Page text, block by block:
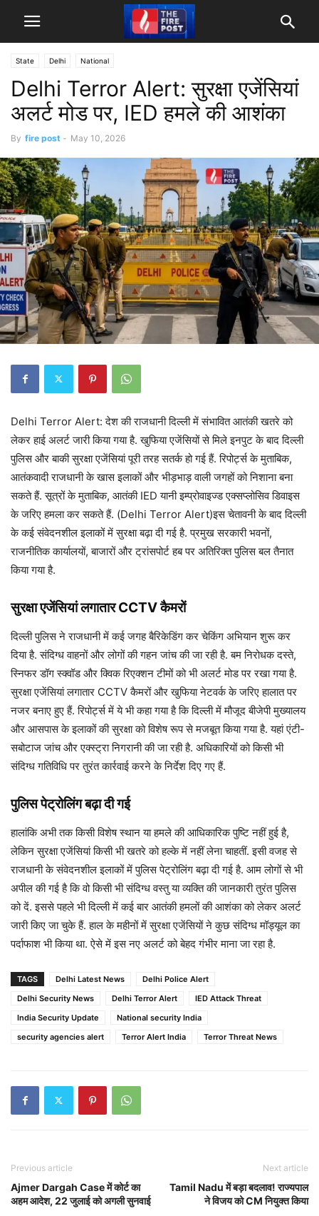
State Delhi National
Delhi Terror Alert: सुरक्षा एजेंसियां
अलर्ट मोड पर, IED हमले की आशंका
By fire post - May 10, 2026
Delhi Terror Alert: देश की राजधानी दिल्ली में संभावित आतंकी खतरे को
लेकर हाई अलर्ट जारी किया गया है. खुफिया एजेंसियों से मिले इनपुट के बाद दिल्ली
पुलिस और बाकी सुरक्षा एजेंसियां पूरी तरह सतर्क हो गई हैं. रिपोर्ट्स के मुताबिक,
आतंकवादी राजधानी के खास इलाकों और भीड़भाड़ वाली जगहों को निशाना बना
सकते हैं. सूत्रों के मुताबिक, आतंकी IED यानी इम्प्रोवाइज्ड एक्सप्लोसिव डिवाइस
के जरिए हमला कर सकते हैं. (Delhi Terror Alert)इस चेतावनी के बाद दिल्ली
के कई संवेदनशील इलाकों में सुरक्षा बढ़ा दी गई है. प्रमुख सरकारी भवनों,
राजनीतिक कार्यालयों, बाजारों और ट्रांसपोर्ट हब पर अतिरिक्त पुलिस बल तैनात
किया गया है.
सुरक्षा एजेंसियां लगातार CCTV कैमरों
दिल्ली पुलिस ने राजधानी में कई जगह बैरिकेडिंग कर चेकिंग अभियान शुरू कर
दिया है. संदिग्ध वाहनों और लोगों की गहन जांच की जा रही है. बम निरोधक दस्ते,
स्निफर डॉग स्क्वॉड और क्विक रिएक्शन टीमों को भी अलर्ट मोड पर रखा गया है.
सुरक्षा एजेंसियां लगातार CCTV कैमरों और खुफिया नेटवर्क के जरिए हालात पर
नजर बनाए हुए हैं. रिपोर्ट्स में ये भी कहा गया है कि दिल्ली में मौजूद बीजेपी मुख्यालय
और आसपास के इलाकों की सुरक्षा को विशेष रूप से मजबूत किया गया है. यहां एंटी-
सबोटाज जांच और एक्स्ट्रा निगरानी की जा रही है. अधिकारियों को किसी भी
संदिग्ध गतिविधि पर तुरंत कार्रवाई करने के निर्देश दिए गए हैं.
पुलिस पेट्रोलिंग बढ़ा दी गई
हालांकि अभी तक किसी विशेष स्थान या हमले की आधिकारिक पुष्टि नहीं हुई है,
लेकिन सुरक्षा एजेंसियां किसी भी खतरे को हल्के में नहीं लेना चाहतीं. इसी वजह से
राजधानी के संवेदनशील इलाकों में पुलिस पेट्रोलिंग बढ़ा दी गई है. आम लोगों से भी
अपील की गई है कि वो किसी भी संदिग्ध वस्तु या व्यक्ति की जानकारी तुरंत पुलिस
को दें. इससे पहले भी दिल्ली में कई बार आतंकी हमलों की आशंका को लेकर अलर्ट
जारी किए जा चुके हैं. हाल के महीनों में सुरक्षा एजेंसियों ने कुछ संदिग्ध मॉड्यूल का
पर्दाफाश भी किया था. ऐसे में इस नए अलर्ट को बेहद गंभीर माना जा रहा है.
TAGS Delhi Latest News
Delhi Police Alert
Delhi Security News
Delhi Terror Alert
IED Attack Threat
India Security Update
National security India
security agencies alert
Terror Alert India Terror Threat News
Previous article
Ajmer Dargah Case में कोर्ट का
अहम आदेश, 22 जुलाई को अगली सुनवाई
Next article
Tamil Nadu में बड़ा बदलाव! राज्यपाल
ने विजय को CM नियुक्त किया